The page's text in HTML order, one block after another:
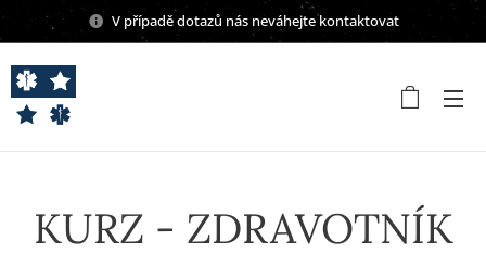
V případě dotazů nás neváhejte kontaktovat
KURZ - ZDRAVOTNÍK